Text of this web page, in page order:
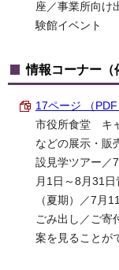
座／事業所向け
験館イベント
情報コーナー（
17ページ （PDF
市役所食堂 キ
などの展示・販
設見学ツアー／
月1日～8月31
（夏期）／7月
ごみ出し／ご寄
案を見ることが